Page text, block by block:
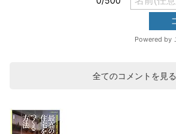
全てのコメントを見る